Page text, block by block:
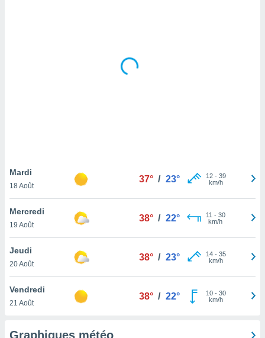
notre
que
et que
Mardi
18 Août
37° / 23° 12- 39
km/h
Mercredi
19 Août
38° / 22° 11 - 30
km/h
Jeudi
20 Août
38° / 23° 14- 35
km/h
Vendredi
21 Août
38° / 22° 10- 30
km/h
Graphiques météo